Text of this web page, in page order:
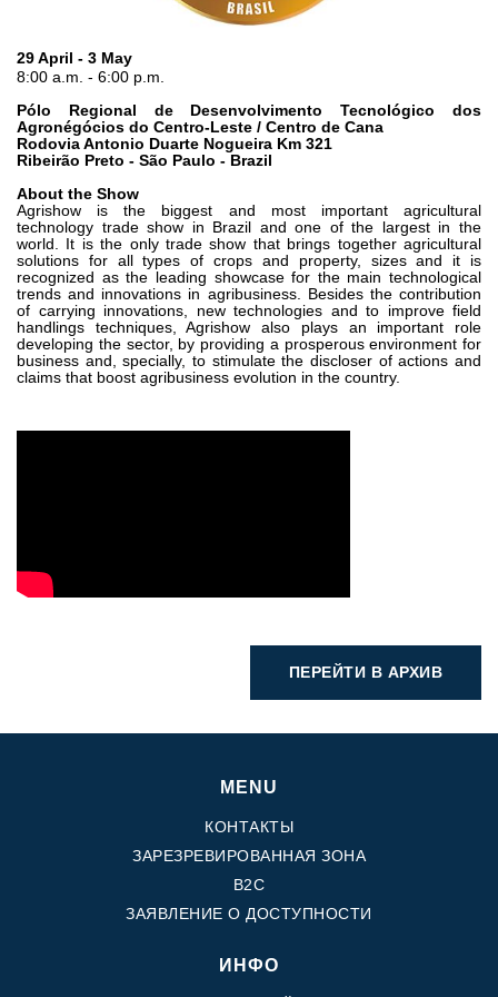
Аксиально поршневые насосы и моторы
Motori elettrici brushless - Serie MS
Радіально-поршневі двигуни
Двигатели с Планетарным редуктором для Bondioli &
Pavesi
Соединительные системы
Система управления
Интегрированные гидравлические блоки
Распределители
Картридж клапаны
Клапаны гидравлических линий
Элементы сервоконтроля
Электронные компоненты системы управления
29 April - 3 May
8:00 a.m. - 6:00 p.m.
Pólo Regional de Desenvolvimento Tecnológico dos
Agronégócios do Centro-Leste / Centro de Cana
Rodovia Antonio Duarte Nogueira Km 321
Ribeirão Preto - São Paulo - Brazil
About the Show
Agrishow is the biggest and most important agricultural
technology trade show in Brazil and one of the largest in the
world. It is the only trade show that brings together agricultural
solutions for all types of crops and property, sizes and it is
recognized as the leading showcase for the main technological
trends and innovations in agribusiness. Besides the contribution
of carrying innovations, new technologies and to improve field
handlings techniques, Agrishow also plays an important role
developing the sector, by providing a prosperous environment for
business and, specially, to stimulate the discloser of actions and
claims that boost agribusiness evolution in the country.
ПЕРЕЙТИ В АРХИВ
MENU
КОНТАКТЫ
ЗАРЕЗРЕВИРОВАННАЯ ЗОНА
B2C
ЗАЯВЛЕНИЕ О ДОСТУПНОСТИ
ИНФО